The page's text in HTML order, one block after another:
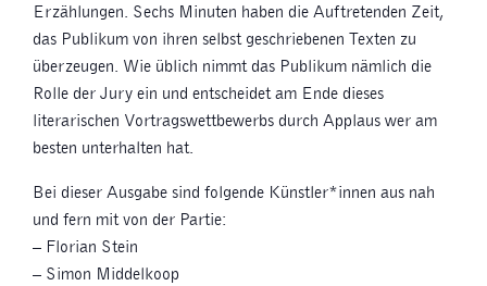
Erzählungen. Sechs Minuten haben die Auftretenden Zeit,
das Publikum von ihren selbst geschriebenen Texten zu
überzeugen. Wie üblich nimmt das Publikum nämlich die
Rolle der Jury ein und entscheidet am Ende dieses
literarischen Vortragswettbewerbs durch Applaus wer am
besten unterhalten hat.
Bei dieser Ausgabe sind folgende Künstler*innen aus nah
und fern mit von der Partie:
– Florian Stein
– Simon Middelkoop